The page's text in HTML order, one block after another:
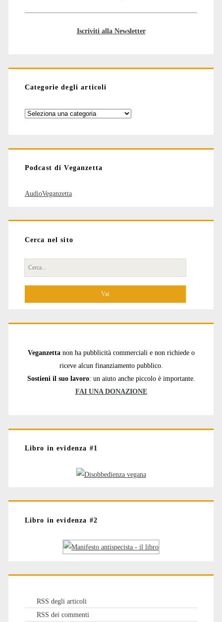
Iscriviti alla Newsletter
Categorie degli articoli
Categorie
Podcast di Veganzetta
AudioVeganzetta
Cerca nel sito
Cerca
per:
Veganzetta non ha pubblicità commerciali e non richiede o
riceve alcun finanziamento pubblico.
Sostieni il suo lavoro: un aiuto anche piccolo è importante.
FAI UNA DONAZIONE
Libro in evidenza #1
Libro in evidenza #2
RSS degli articoli
RSS dei commenti